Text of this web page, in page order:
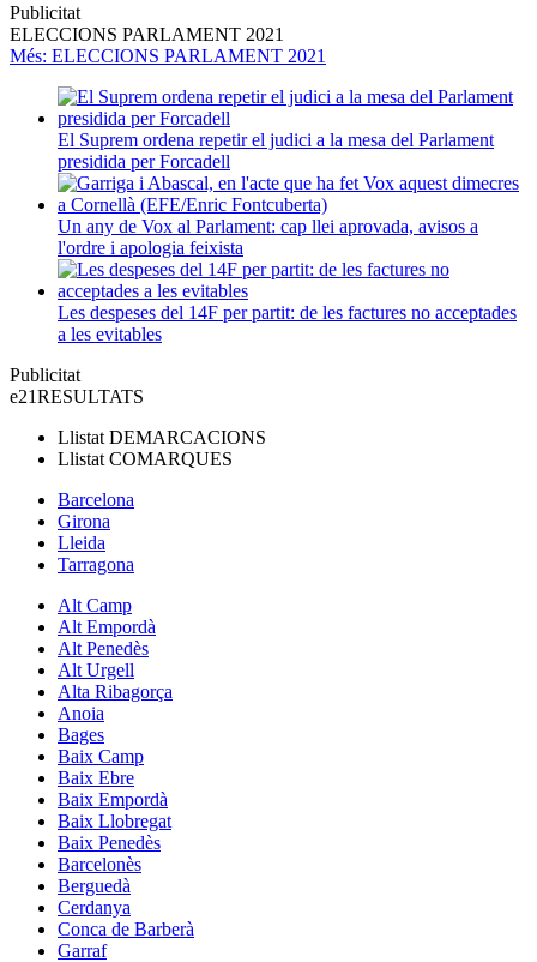
Publicitat
ELECCIONS PARLAMENT 2021
Més: ELECCIONS PARLAMENT 2021
El Suprem ordena repetir el judici a la mesa del Parlament
presidida per Forcadell
Un any de Vox al Parlament: cap llei aprovada, avisos a
l'ordre i apologia feixista
Les despeses del 14F per partit: de les factures no acceptades
a les evitables
Publicitat
e21RESULTATS
Llistat DEMARCACIONS
Llistat COMARQUES
Barcelona
Girona
Lleida
Tarragona
Alt Camp
Alt Empordà
Alt Penedès
Alt Urgell
Alta Ribagorça
Anoia
Bages
Baix Camp
Baix Ebre
Baix Empordà
Baix Llobregat
Baix Penedès
Barcelonès
Berguedà
Cerdanya
Conca de Barberà
Garraf